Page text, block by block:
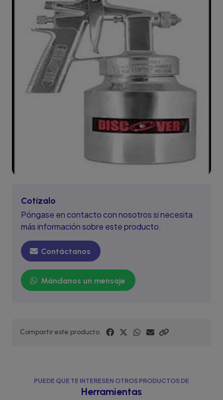
Cotízalo
Póngase en contacto con nosotros si necesita
más información sobre este producto.
Contáctanos
Mándanos un mensaje
Compartir este producto
PUEDE QUE TE INTERESEN OTROS PRODUCTOS DE
Herramientas